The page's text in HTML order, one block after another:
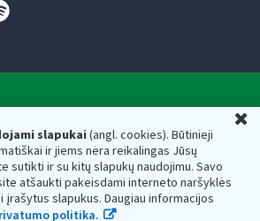
slapukai(angl. cookies). Būtinieji
ir jiems nėra reikalingas Jūsų
sutikti ir su kitų slapukų naudojimu. Savo
atšaukti pakeisdami interneto naršyklės
slapukus. Daugiau informacijos
politika.
ministerijos
asmens kodas — 188659752,
g. 14, 01107 Vilnius, Lietuva, el.paštas:
dėžutės adresas 188659752
mokesčių inspekciją prie Lietuvos